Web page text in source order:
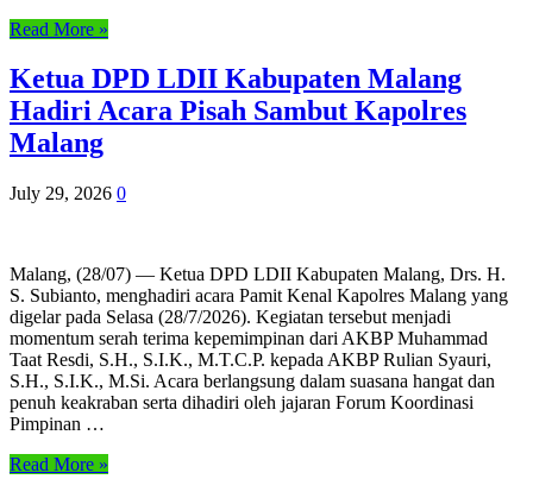
Read More »
Ketua DPD LDII Kabupaten Malang
Hadiri Acara Pisah Sambut Kapolres
Malang
July 29, 2026 0
Malang, (28/07) — Ketua DPD LDII Kabupaten Malang, Drs. H.
S. Subianto, menghadiri acara Pamit Kenal Kapolres Malang yang
digelar pada Selasa (28/7/2026). Kegiatan tersebut menjadi
momentum serah terima kepemimpinan dari AKBP Muhammad
Taat Resdi, S.H., S.I.K., M.T.C.P. kepada AKBP Rulian Syauri,
S.H., S.I.K., M.Si. Acara berlangsung dalam suasana hangat dan
penuh keakraban serta dihadiri oleh jajaran Forum Koordinasi
Pimpinan …
Read More »